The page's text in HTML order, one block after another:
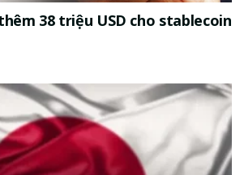
38 triệu USD cho stablecoin